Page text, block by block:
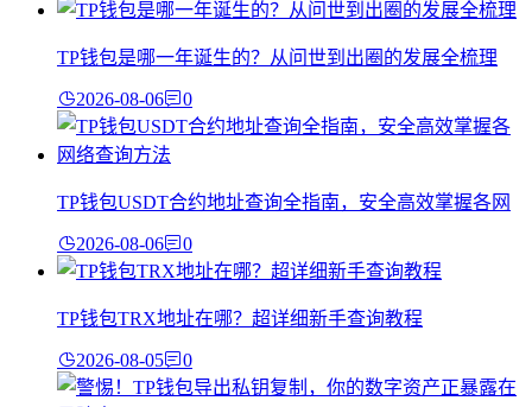
TP钱包是哪一年诞生的？从问世到出圈的发展全梳理
2026-08-06 0
TP钱包USDT合约地址查询全指南，安全高效掌握各网
2026-08-06 0
TP钱包TRX地址在哪？超详细新手查询教程
2026-08-05 0